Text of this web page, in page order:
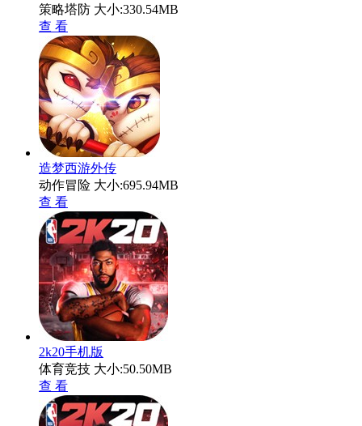
策略塔防 大小:330.54MB
查 看
造梦西游外传
动作冒险 大小:695.94MB
查 看
2k20手机版
体育竞技 大小:50.50MB
查 看